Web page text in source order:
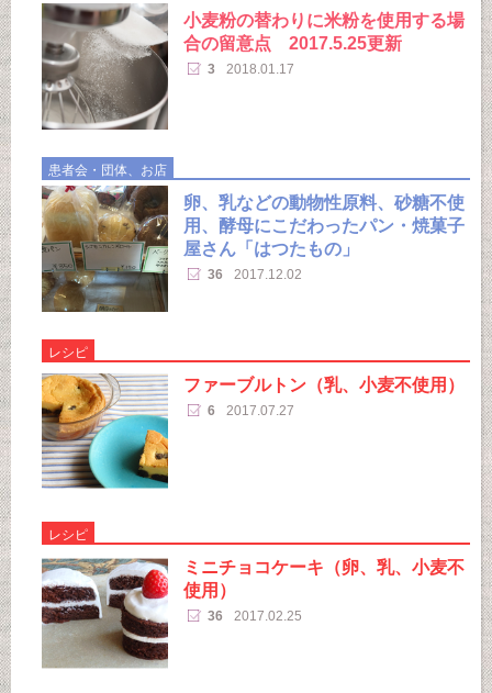
小麦粉の替わりに米粉を使用する場
合の留意点 2017.5.25更新
3 2018.01.17
患者会・団体、お店
卵、乳などの動物性原料、砂糖不使
用、酵母にこだわったパン・焼菓子
屋さん「はつたもの」
36 2017.12.02
レシピ
ファーブルトン（乳、小麦不使用）
6 2017.07.27
レシピ
ミニチョコケーキ（卵、乳、小麦不
使用）
36 2017.02.25